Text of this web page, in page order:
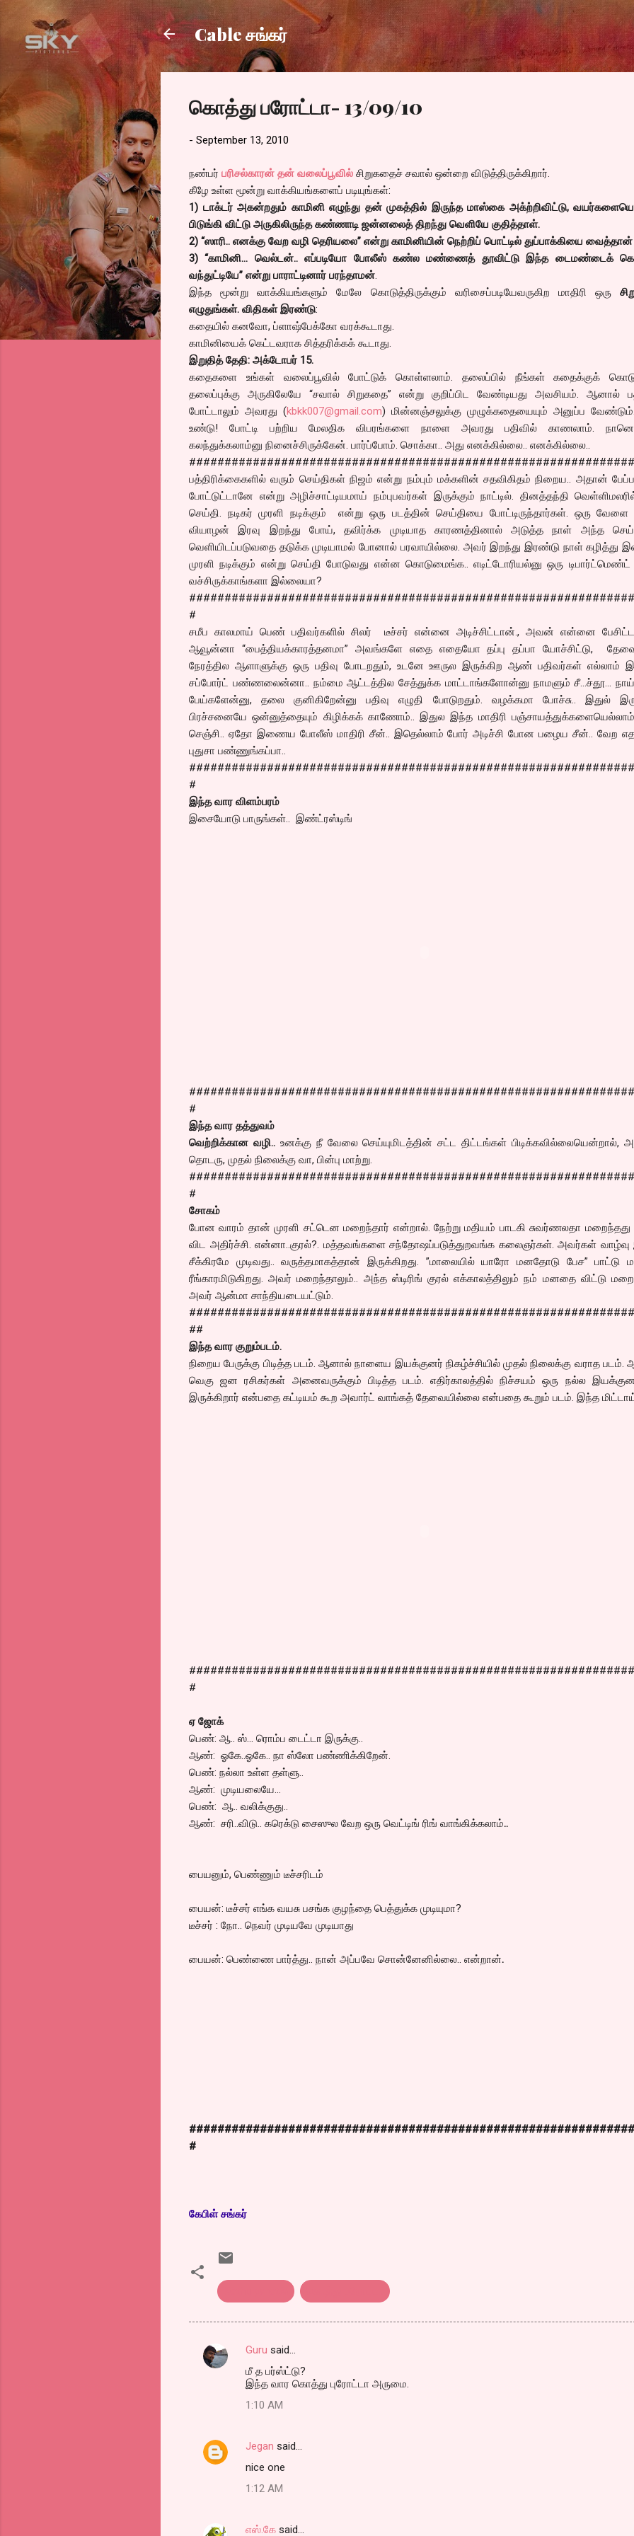
Skip to main content
Cable சங்கர்
கொத்து பரோட்டா- 13/09/10
- September 13, 2010
நண்பர் பரிசல்காரன் தன் வலைப்பூவில் சிறுகதைச் சவால் ஒன்றை விடுத்திருக்கிறார்.
கீழே உள்ள மூன்று வாக்கியங்களைப் படியுங்கள்:
1) டாக்டர் அகன்றதும் காமினி எழுந்து தன் முகத்தில் இருந்த மாஸ்கை அக்ற்றிவிட்டு,
பிடுங்கி விட்டு அருகிலிருந்த கண்ணாடி ஜன்னலைத் திறந்து வெளியே குதித்தாள்.
2) “ஸாரி.. எனக்கு வேற வழி தெரியலை” என்று காமினியின் நெற்றிப் பொட்டில் துப்பாக்கியை வைத்தான்
3) “காமினி... வெல்டன்.. எப்படியோ போலீஸ் கண்ல மண்ணைத் தூவிட்டு இந்த டைமண்டைக்
வந்துட்டியே” என்று பாராட்டினார் பரந்தாமன்
இந்த மூன்று வாக்கியங்களும் மேலே கொடுத்திருக்கும் வரிசைப்படியேவருகிற மாதிரி ஒரு
எழுதுங்கள். விதிகள் இரண்டு:
கதையில் கனவோ, ப்ளாஷ்பேக்கோ வரக்கூடாது.
காமினியைக் கெட்டவராக சித்தரிக்கக் கூடாது.
இறுதித் தேதி: அக்டோபர் 15.
கதைகளை உங்கள் வலைப்பூவில் போட்டுக் கொள்ளலாம். தலைப்பில் நீங்கள் கதைக்குக்
தலைப்புக்கு அருகிலேயே “சவால் சிறுகதை” என்று குறிப்பிட வேண்டியது அவசியம். ஆனால்
போட்டாலும் அவரது (kbkk007@gmail.com) மின்னஞ்சலுக்கு முழுக்கதையையும் அனுப்ப
உண்டு! போட்டி பற்றிய மேலதிக விபரங்களை நாளை அவரது பதிவில் காணலாம்.
கலந்துக்கலாம்னு நினைச்சிருக்கேன். பார்ப்போம். சொக்கா.. அது எனக்கில்லை.. எனக்கில்லை..
பத்திரிக்கைகளில் வரும் செய்திகள் நிஜம் என்று நம்பும் மக்களின் சதவிகிதம் நிறைய.. அதான்
போட்டுட்டானே என்று அழிச்சாட்டியமாய் நம்புபவர்கள் இருக்கும் நாட்டில். தினத்தந்தி
செய்தி. நடிகர் முரளி நடிக்கும் என்று ஒரு படத்தின் செய்தியை போட்டிருந்தார்கள். ஒரு வேளை
வியாழன் இரவு இறந்து போய், தவிர்க்க முடியாத காரணத்தினால் அடுத்த நாள் அந்த
வெளியிடப்படுவதை தடுக்க முடியாமல் போனால் பரவாயில்லை. அவர் இறந்து இரண்டு நாள் கழித்து
முரளி நடிக்கும் என்று செய்தி போடுவது என்ன கொடுமைங்க.. எடிட்டோரியல்னு ஒரு
வச்சிருக்காங்களா இல்லையா?
#
சமீப காலமாய் பெண் பதிவர்களில் சிலர் டீச்சர் என்னை அடிச்சிட்டான்., அவன் என்னை
ஆவூன்னா “பைத்தியக்காரத்தனமா” அவங்களே எதை எதையோ தப்பு தப்பா யோச்சிட்டு,
நேரத்தில ஆளாளுக்கு ஒரு பதிவு போடறதும், உடனே ஊருல இருக்கிற ஆண் பதிவர்கள் எல்லாம்
சப்போர்ட் பண்ணலைன்னா.. நம்மை ஆட்டத்தில சேத்துக்க மாட்டாங்களோன்னு நாமளும் சீ…ச்தூ…
பேய்களேன்னு, தலை குனிகிறேன்னு பதிவு எழுதி போடுறதும். வழக்கமா போச்சு.. இதுல்
பிரச்சனையே ஒன்னுத்தையும் கிழிக்கக் காணோம்.. இதுல இந்த மாதிரி
செஞ்சி.. ஏதோ இணைய போலீஸ் மாதிரி சீன்.. இதெல்லாம் போர் அடிச்சி போன பழைய சீன்.. வேற
புதுசா பண்ணுங்கப்பா..
#
இந்த வார விளம்பரம்
இசையோடு பாருங்கள்.. இண்ட்ரஸ்டிங்
#
இந்த வார தத்துவம்
வெற்றிக்கான வழி.. உனக்கு நீ வேலை செய்யுமிடத்தின் சட்ட திட்டங்கள் பிடிக்கவில்லையென்றால்,
தொடரு, முதல் நிலைக்கு வா, பின்பு மாற்று.
#
சோகம்
போன வாரம் தான் முரளி சட்டென மறைந்தார் என்றால். நேற்று மதியம் பாடகி சுவர்ணலதா
விட அதிர்ச்சி. என்னா..குரல்?. மத்தவங்களை சந்தோஷப்படுத்துறவங்க கலைஞர்கள். அவர்கள் வாழ்வு
சீக்கிரமே முடிவது.. வருத்தமாகத்தான் இருக்கிறது. ”மாலையில் யாரோ மனதோடு பேச” பாட்டு
ரீங்காரமிடுகிறது. அவர் மறைந்தாலும்.. அந்த ஸ்டிரிங் குரல் எக்காலத்திலும் நம் மனதை விட்டு
அவர் ஆன்மா சாந்தியடையட்டும்.
##
இந்த வார குறும்படம்.
நிறைய பேருக்கு பிடித்த படம். ஆனால் நாளைய இயக்குனர் நிகழ்ச்சியில் முதல் நிலைக்கு வராத
வெகு ஜன ரசிகர்கள் அனைவருக்கும் பிடித்த படம். எதிர்காலத்தில் நிச்சயம் ஒரு நல்ல
இருக்கிறார் என்பதை கட்டியம் கூற அவார்ட் வாங்கத் தேவையில்லை என்பதை கூறும் படம். இந்த
#
ஏ ஜோக்
பெண்: ஆ.. ஸ்… ரொம்ப டைட்டா இருக்கு..
ஆண்: ஓகே..ஓகே.. நா ஸ்லோ பண்ணிக்கிறேன்.
பெண்: நல்லா உள்ள தள்ளு..
ஆண்: முடியலையே…
பெண்: ஆ.. வலிக்குது..
ஆண்: சரி..விடு.. கரெக்டு சைஸுல வேற ஒரு வெட்டிங் ரிங் வாங்கிக்கலாம்..
பையனும், பெண்ணும் டீச்சரிடம்
பையன்: டீச்சர் எங்க வயசு பசங்க குழந்தை பெத்துக்க முடியுமா?
டீச்சர் : நோ.. நெவர் முடியவே முடியாது
பையன்: பெண்ணை பார்த்து.. நான் அப்பவே சொன்னேனில்லை.. என்றான்.
#
கேபிள் சங்கர்
C
n
Guru said…
மீ த பர்ஸ்ட்டு?
இந்த வார கொத்து புரோட்டா அருமை.
1:10 AM
Jegan said…
nice one
1:12 AM
எஸ்.கே said…